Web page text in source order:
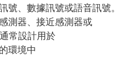
號、數據訊號或語音訊號。
測器、接近感測器或
常設計用於
環境中